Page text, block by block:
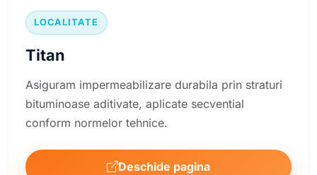
LOCALITATE
Titan
Asiguram impermeabilizare durabila prin straturi
bituminoase aditivate, aplicate secvential
conform normelor tehnice.
Deschide pagina